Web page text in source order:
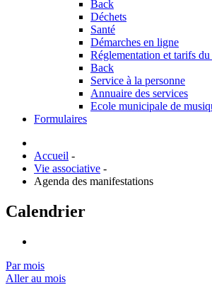
Back
Déchets
Santé
Démarches en ligne
Réglementation et tarifs
Back
Service à la personne
Annuaire des services
Ecole municipale de
Formulaires
Accueil -
Vie associative -
Agenda des manifestations
Calendrier
Par mois
Aller au mois